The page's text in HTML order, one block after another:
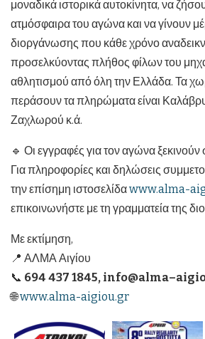
μοναδικά ιστορικά αυτοκίνητα, να
ατμόσφαιρα του αγώνα και να γίνουν
διοργάνωσης που κάθε χρόνο
προσελκύοντας πλήθος φίλων του
αθλητισμού από όλη την Ελλάδα. Τα
περάσουν τα πληρώματα είναι
Ζαχλωρού κ.ά.
🔹 Οι εγγραφές για τον αγώνα ξεκινούν
Για πληροφορίες και δηλώσεις
την επίσημη ιστοσελίδαwww.alma-
επικοινωνήστε με τη γραμματεία της
Με εκτίμηση,
📍 ΑΛΜΑ Αιγίου
📞 694 437 1845, info@alma–
🌐www.alma-aigiou.gr